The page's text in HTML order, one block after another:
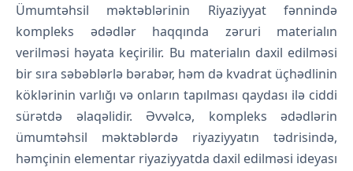
Ümumtəhsil məktəblərinin Riyaziyyat fənnində
kompleks ədədlər haqqında zəruri materialın
verilməsi həyata keçirilir. Bu materialın daxil edilməsi
bir sıra səbəblərlə bərabər, həm də kvadrat üçhədlinin
köklərinin varlığı və onların tapılması qaydası ilə ciddi
sürətdə əlaqəlidir. Əvvəlcə, kompleks ədədlərin
ümumtəhsil məktəblərdə riyaziyyatın tədrisində,
həmçinin elementar riyaziyyatda daxil edilməsi ideyası